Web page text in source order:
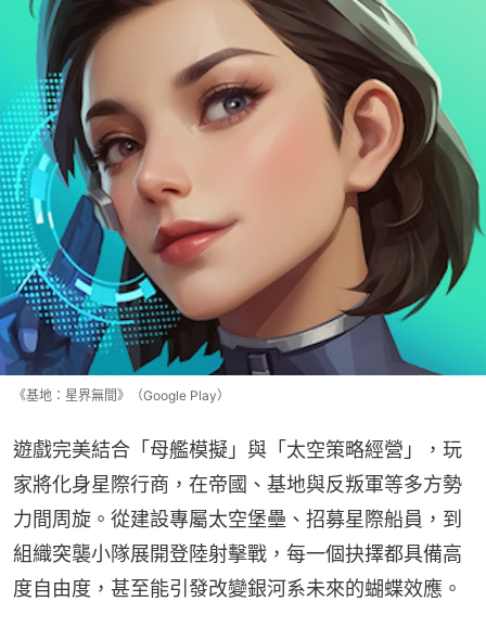
《基地：星界無間》（Google Play）
遊戲完美結合「母艦模擬」與「太空策略經營」，玩
家將化身星際行商，在帝國、基地與反叛軍等多方勢
力間周旋。從建設專屬太空堡壘、招募星際船員，到
組織突襲小隊展開登陸射擊戰，每一個抉擇都具備高
度自由度，甚至能引發改變銀河系未來的蝴蝶效應。